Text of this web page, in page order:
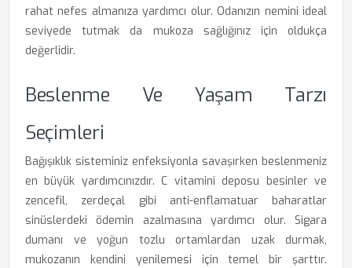
rahat nefes almanıza yardımcı olur. Odanızın nemini ideal
seviyede tutmak da mukoza sağlığınız için oldukça
değerlidir.
Beslenme Ve Yaşam Tarzı
Seçimleri
Bağışıklık sisteminiz enfeksiyonla savaşırken beslenmeniz
en büyük yardımcınızdır. C vitamini deposu besinler ve
zencefil, zerdeçal gibi anti-enflamatuar baharatlar
sinüslerdeki ödemin azalmasına yardımcı olur. Sigara
dumanı ve yoğun tozlu ortamlardan uzak durmak,
mukozanın kendini yenilemesi için temel bir şarttır.